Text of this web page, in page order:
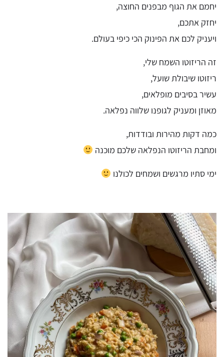
יחמם את הגוף מבפנים החוצה,
יחזק אתכם,
ויעניק לכם את הפינוק הכי כיפי בעולם.
זה הריזוטו השמח שלי,
ריזוטו שיבולת שועל,
עשיר בסיבים מופלאים,
מאוזן ומעניק לגופנו שלווה נפלאה.
כמה דקות מהירות ובודדות,
ומחבת הריזוטו הנפלאה שלכם מוכנה
ימי סתיו מרגשים ושמחים לכולנו